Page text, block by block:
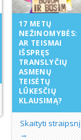
17 METŲ
NEŽINOMYBĖS:
AR TEISMAI
IŠSPRĘS
TRANSLYČIŲ
ASMENŲ
TEISĖTŲ
LŪKESČIŲ
KLAUSIMĄ?
Skaityti straipsnį
→